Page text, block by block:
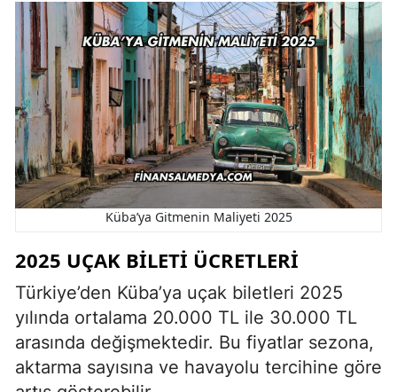
Küba’ya Gitmenin Maliyeti 2025
2025 UÇAK BILETI ÜCRETLERI
Türkiye’den Küba’ya uçak biletleri 2025
yılında ortalama 20.000 TL ile 30.000 TL
arasında değişmektedir. Bu fiyatlar sezona,
aktarma sayısına ve havayolu tercihine göre